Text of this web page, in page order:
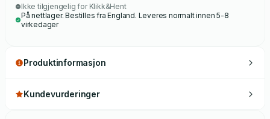
Ikke tilgjengelig for Klikk&Hent
På nettlager. Bestilles fra England. Leveres normalt innen 5-8
virkedager
Produktinformasjon
Kundevurderinger